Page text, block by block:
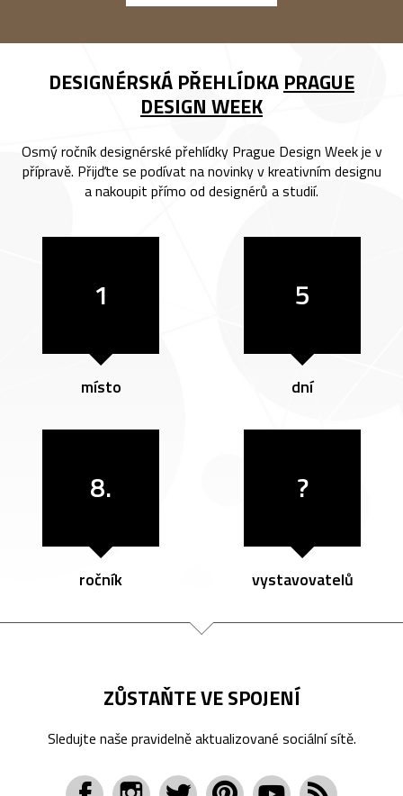
DESIGNÉRSKÁ PŘEHLÍDKA PRAGUE
DESIGN WEEK
Osmý ročník designérské přehlídky Prague Design Week je v
přípravě. Přijďte se podívat na novinky v kreativním designu
a nakoupit přímo od designérů a studií.
1
místo
5
dní
8.
ročník
?
vystavovatelů
ZŮSTAŇTE VE SPOJENÍ
Sledujte naše pravidelně aktualizované sociální sítě.